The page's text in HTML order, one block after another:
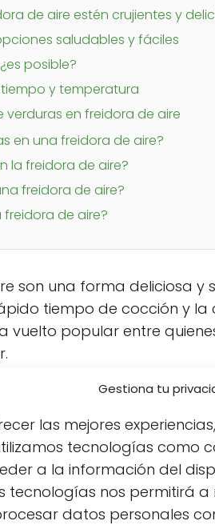
Gestiona tu
las mejores
tecnologías como
a la información del
tecnologías nos permitirá a
datos personales
de aire estén crujientes y
saludables y fáciles
posible?
y temperatura
en freidora de aire
en una freidora de aire?
la freidora de aire?
freidora de aire?
de aire?
son una forma deliciosa y
tiempo de cocción y
vuelto popular entre